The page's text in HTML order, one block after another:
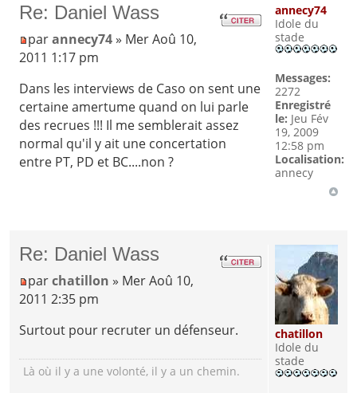
Re: Daniel Wass
parannecy74» Mer Aoû 10,
2011 1:17 pm
Dans les interviews de Caso on sent une
certaine amertume quand on lui parle
des recrues !!! Il me semblerait assez
normal qu'il y ait une concertation
entre PT, PD et BC....non ?
annecy74
Idole du
stade
Messages:
2272
Enregistré
le: Jeu Fév
19, 2009
12:58 pm
Localisation:
annecy
Re: Daniel Wass
parchatillon » Mer Aoû 10,
2011 2:35 pm
Surtout pour recruter un défenseur.
Là où il y a une volonté, il y a un chemin.
chatillon
Idole du
stade